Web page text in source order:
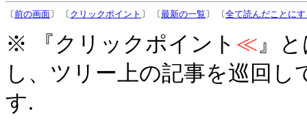
〔前の画面〕 〔 クリックポイント 〕 〔最新の一覧 〕 〔全て読んだことに
※ 『クリックポイント ≪』
し、ツリー上の記事を巡回
す.